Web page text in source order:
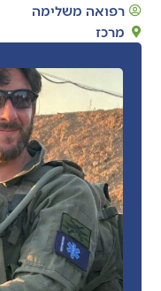
רפואה משלימה
מרכז